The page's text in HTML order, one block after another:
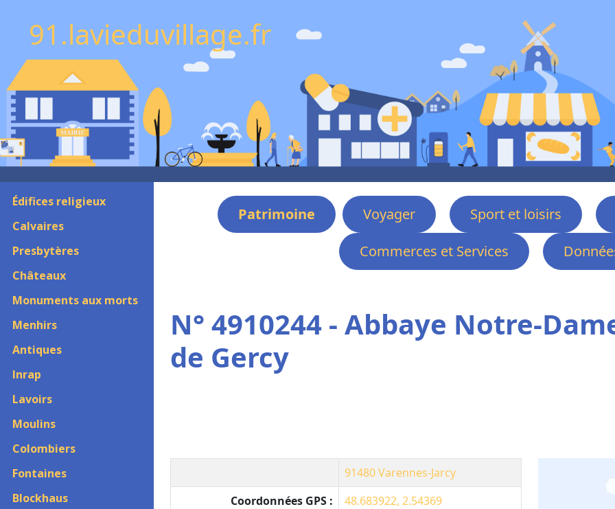
91.lavieduvillage.fr
Édifices religieux
Calvaires
Presbytères
Châteaux
Monuments aux morts
Menhirs
Antiques
Inrap
Lavoirs
Moulins
Colombiers
Fontaines
Blockhaus
Patrimoine Voyager
Sport et loisirs
Commerces et Services
N° 4910244 - Abbaye Notre-
de Gercy
91480Varennes-Jarcy
Coordonnées GPS :
48.683922, 2.54369